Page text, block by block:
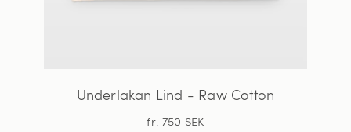
Underlakan Lind - Raw Cotton
fr. 750 SEK